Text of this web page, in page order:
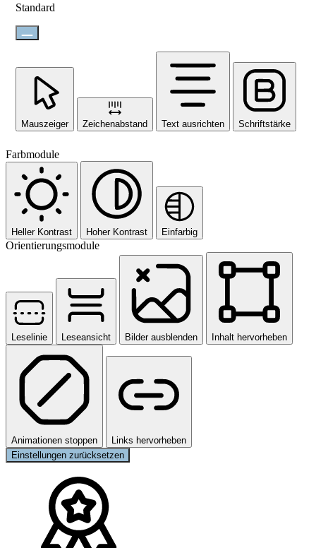
Standard
Mauszeiger Zeichenabstand Text ausrichten Schriftstärke
Farbmodule
Heller Kontrast Hoher Kontrast Einfarbig
Orientierungsmodule
Leselinie Leseansicht Bilder ausblenden Inhalt hervorheben
Animationen stoppen
Links hervorheben
Einstellungen zurücksetzen